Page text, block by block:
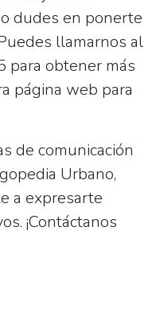
dudes en ponerte
llamarnos al
para obtener más
página web para
de comunicación
Urbano,
a expresarte
¡Contáctanos